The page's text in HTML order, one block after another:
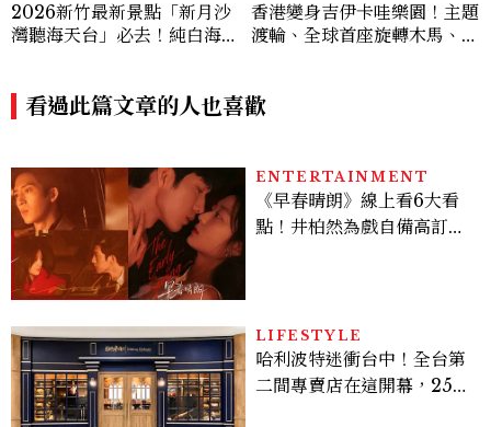
2026新竹最新景點「新月沙
灣聽海天台」必去！純白海景
香港變身吉伊卡哇樂園！主題
渡輪、全球首座旋轉木馬、限
看過此篇文章的人也喜歡
ENTERTAINMENT
《早春晴朗》線上看6大看
點！井柏然為戲自備高訂，
LIFESTYLE
哈利波特迷衝台中！全台第
二間專賣店在這開幕，25週